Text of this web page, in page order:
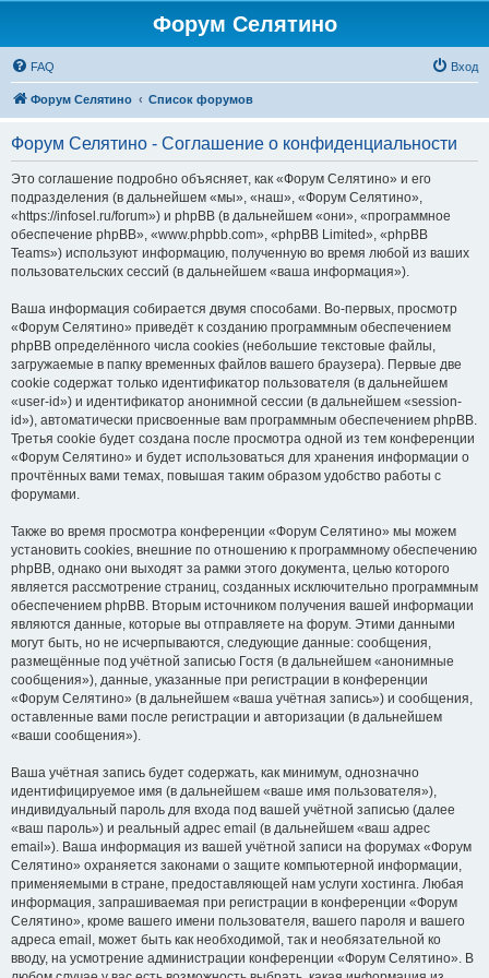
Форум Селятино
FAQ Вход
Форум Селятино Список форумов
Форум Селятино - Соглашение о конфиденциальности
Это соглашение подробно объясняет, как «Форум Селятино» и его
подразделения (в дальнейшем «мы», «наш», «Форум Селятино»,
«https://infosel.ru/forum») и phpBB (в дальнейшем «они», «программное
обеспечение phpBB», «www.phpbb.com», «phpBB Limited», «phpBB
Teams») используют информацию, полученную во время любой из ваших
пользовательских сессий (в дальнейшем «ваша информация»).
Ваша информация собирается двумя способами. Во-первых, просмотр
«Форум Селятино» приведёт к созданию программным обеспечением
phpBB определённого числа cookies (небольшие текстовые файлы,
загружаемые в папку временных файлов вашего браузера). Первые две
cookie содержат только идентификатор пользователя (в дальнейшем
«user-id») и идентификатор анонимной сессии (в дальнейшем «session-
id»), автоматически присвоенные вам программным обеспечением phpBB.
Третья cookie будет создана после просмотра одной из тем конференции
«Форум Селятино» и будет использоваться для хранения информации о
прочтённых вами темах, повышая таким образом удобство работы с
форумами.
Также во время просмотра конференции «Форум Селятино» мы можем
установить cookies, внешние по отношению к программному обеспечению
phpBB, однако они выходят за рамки этого документа, целью которого
является рассмотрение страниц, созданных исключительно программным
обеспечением phpBB. Вторым источником получения вашей информации
являются данные, которые вы отправляете на форум. Этими данными
могут быть, но не исчерпываются, следующие данные: сообщения,
размещённые под учётной записью Гостя (в дальнейшем «анонимные
сообщения»), данные, указанные при регистрации в конференции
«Форум Селятино» (в дальнейшем «ваша учётная запись») и сообщения,
оставленные вами после регистрации и авторизации (в дальнейшем
«ваши сообщения»).
Ваша учётная запись будет содержать, как минимум, однозначно
идентифицируемое имя (в дальнейшем «ваше имя пользователя»),
индивидуальный пароль для входа под вашей учётной записью (далее
«ваш пароль») и реальный адрес email (в дальнейшем «ваш адрес
email»). Ваша информация из вашей учётной записи на форумах «Форум
Селятино» охраняется законами о защите компьютерной информации,
применяемыми в стране, предоставляющей нам услуги хостинга. Любая
информация, запрашиваемая при регистрации в конференции «Форум
Селятино», кроме вашего имени пользователя, вашего пароля и вашего
адреса email, может быть как необходимой, так и необязательной ко
вводу, на усмотрение администрации конференции «Форум Селятино». В